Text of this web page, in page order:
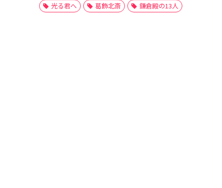
光る君へ
葛飾北斎 鎌倉殿の13人